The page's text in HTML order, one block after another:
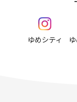
ゆめシティ